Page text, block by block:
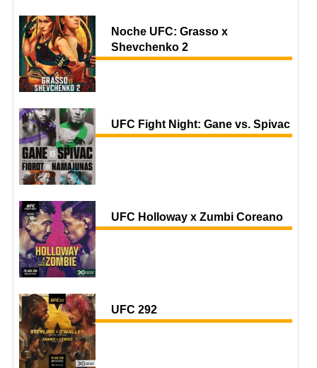
Noche UFC: Grasso x
Shevchenko 2
UFC Fight Night: Gane vs. Spivac
UFC Holloway x Zumbi Coreano
UFC 292